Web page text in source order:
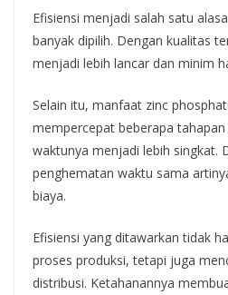
Efisiensi menjadi salah satu
banyak dipilih. Dengan kualitas
menjadi lebih lancar dan minim
Selain itu, manfaat zinc
mempercepat beberapa
waktunya menjadi lebih singkat.
penghematan waktu sama
biaya.
Efisiensi yang ditawarkan tidak
proses produksi, tetapi juga
distribusi. Ketahanannya